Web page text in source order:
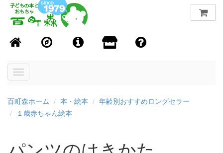
Toggle
百町森ホーム 本・絵本
年齢別おすすめロングセラー
１歳赤ちゃん絵本